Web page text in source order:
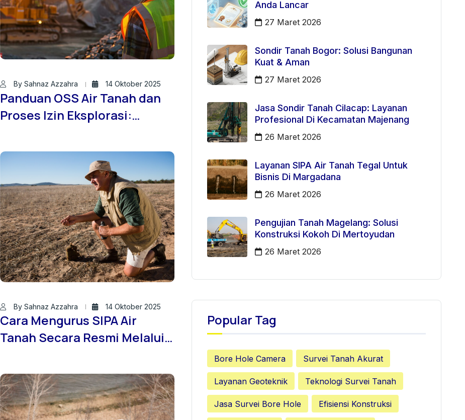
By Sahnaz Azzahra 14 Oktober 2025
Panduan OSS Air Tanah dan
Proses Izin Eksplorasi:
Jasa Sondir Tanah ID
By Sahnaz Azzahra 14 Oktober 2025
Cara Mengurus SIPA Air
Tanah Secara Resmi Melalui
Brantas Konsultan Indonesia
Anda Lancar
27 Maret 2026
Sondir Tanah Bogor: Solusi Bangunan
Kuat & Aman
27 Maret 2026
Jasa Sondir Tanah Cilacap: Layanan
Profesional Di Kecamatan Majenang
26 Maret 2026
Layanan SIPA Air Tanah Tegal Untuk
Bisnis Di Margadana
26 Maret 2026
Pengujian Tanah Magelang: Solusi
Konstruksi Kokoh Di Mertoyudan
26 Maret 2026
Popular Tag
Bore Hole Camera Survei Tanah Akurat
Layanan Geoteknik Teknologi Survei Tanah
Jasa Survei Bore Hole Efisiensi Konstruksi